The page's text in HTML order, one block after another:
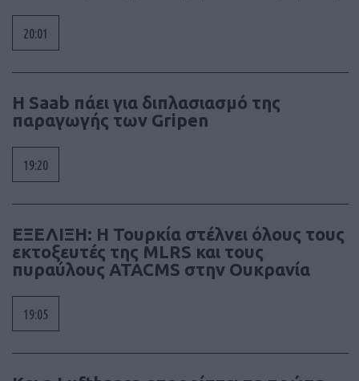
20:01
H Saab πάει για διπλασιασμό της
παραγωγής των Gripen
19:20
ΕΞΕΛΙΞΗ: H Τουρκία στέλνει όλους τους
εκτοξευτές της MLRS και τους
πυραύλους ATACMS στην Ουκρανία
19:05